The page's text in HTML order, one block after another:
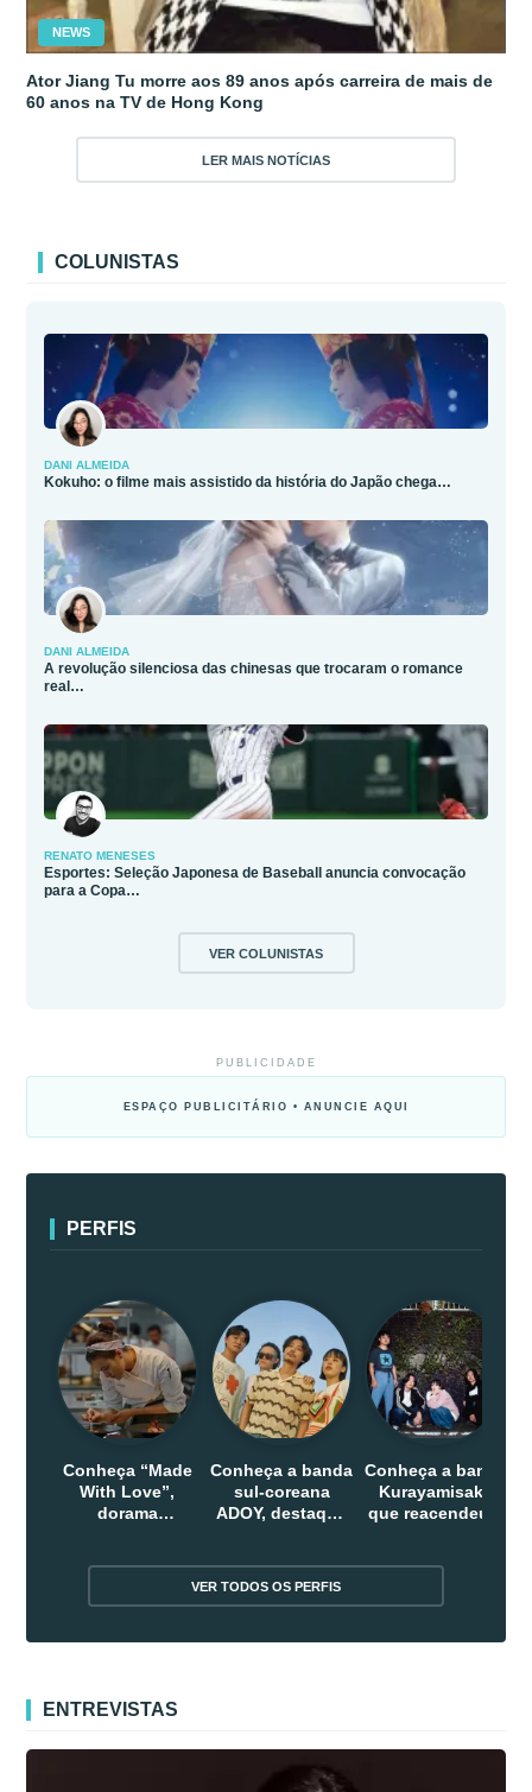
NEWS
Ator Jiang Tu morre aos 89 anos após carreira de mais de
60 anos na TV de Hong Kong
LER MAIS NOTÍCIAS
COLUNISTAS
DANI ALMEIDA
Kokuho: o filme mais assistido da história do Japão chega…
DANI ALMEIDA
A revolução silenciosa das chinesas que trocaram o romance
real…
RENATO MENESES
Esportes: Seleção Japonesa de Baseball anuncia convocação
para a Copa…
VER COLUNISTAS
PUBLICIDADE
ESPAÇO PUBLICITÁRIO • ANUNCIE AQUI
PERFIS
Conheça “Made
With Love”,
dorama
Conheça a banda
sul-coreana
ADOY, destaque
Conheça a banda
Kurayamisaka
que reacendeu o
VER TODOS OS PERFIS
ENTREVISTAS